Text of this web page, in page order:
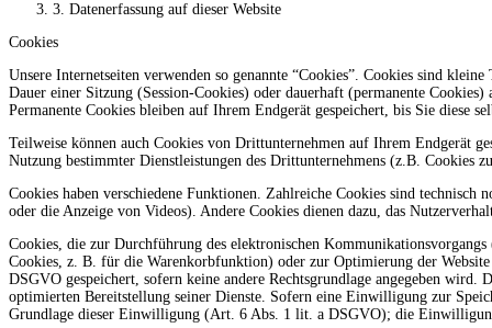
3. Datenerfassung auf dieser Website
Cookies
Unsere Internetseiten verwenden so genannte “Cookies”. Cookies sind
Dauer einer Sitzung (Session-Cookies) oder dauerhaft (permanente
Permanente Cookies bleiben auf Ihrem Endgerät gespeichert, bis Sie diese
Teilweise können auch Cookies von Drittunternehmen auf Ihrem Endgerät
Nutzung bestimmter Dienstleistungen des Drittunternehmens (z.B. Cookies
Cookies haben verschiedene Funktionen. Zahlreiche Cookies sind
oder die Anzeige von Videos). Andere Cookies dienen dazu, das
Cookies, die zur Durchführung des elektronischen
Cookies, z. B. für die Warenkorbfunktion) oder zur Optimierung der
DSGVO gespeichert, sofern keine andere Rechtsgrundlage angegeben
optimierten Bereitstellung seiner Dienste. Sofern eine Einwilligung zur
Grundlage dieser Einwilligung (Art. 6 Abs. 1 lit. a DSGVO); die